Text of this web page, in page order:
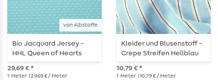
von Albstoffe
Bio Jacquard Jersey -
HHL Queen of Hearts
Cherry Heart Knit Türkis
29,69 € *
1 Meter | 29,69 € / Meter
Kleider und Blusenstoff -
Crepe Streifen Hellblau
10,79 € *
1 Meter | 10,79 € / Meter